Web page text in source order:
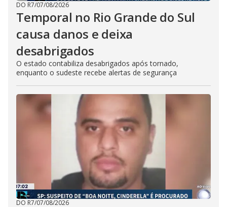
DO R7/07/08/2026
Temporal no Rio Grande do Sul
causa danos e deixa
desabrigados
O estado contabiliza desabrigados após tornado,
enquanto o sudeste recebe alertas de segurança
DO R7/07/08/2026